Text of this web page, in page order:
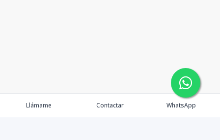
Llámame Contactar WhatsApp